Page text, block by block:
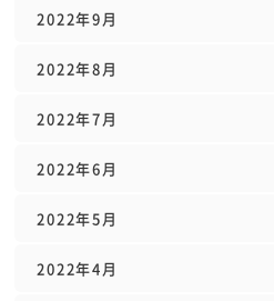
2022年9月
2022年8月
2022年7月
2022年6月
2022年5月
2022年4月